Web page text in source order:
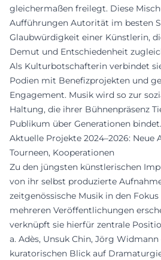
gleichermaßen freilegt. Diese
Aufführungen Autorität im besten
Glaubwürdigkeit einer Künstlerin,
Demut und Entschiedenheit
Als Kulturbotschafterin verbindet
Podien mit Benefizprojekten und
Engagement. Musik wird so zur
Haltung, die ihrer Bühnenpräsenz
Publikum über Generationen bindet.
Aktuelle Projekte 2024–2026: Neue
Tourneen, Kooperationen
Zu den jüngsten künstlerischen
von ihr selbst produzierte
zeitgenössische Musik in den
mehreren Veröffentlichungen
verknüpft sie hierfür zentrale
a. Adès, Unsuk Chin, Jörg
kuratorischen Blick auf